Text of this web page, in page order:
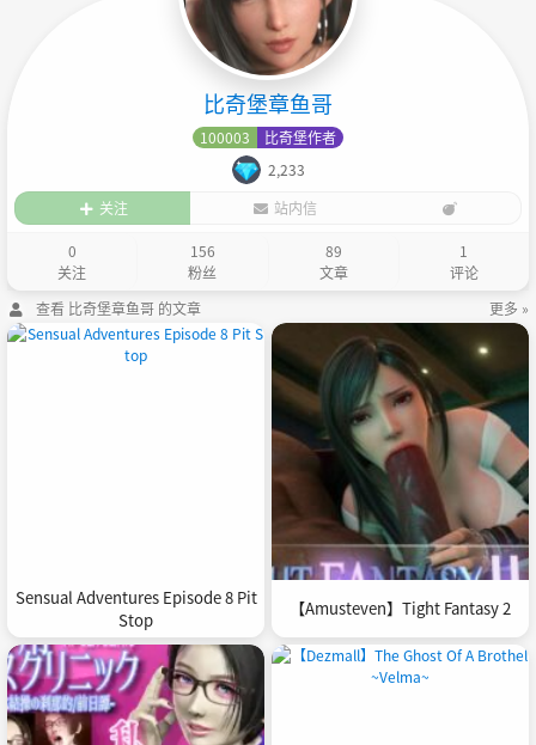
比奇堡章鱼哥
100003
比奇堡作者
2,233
关注
站内信
0
关注
156
粉丝
89
文章
1
评论
查看 比奇堡章鱼哥 的文章
更多 »
Sensual Adventures Episode 8 Pit
Stop
【Amusteven】Tight Fantasy 2